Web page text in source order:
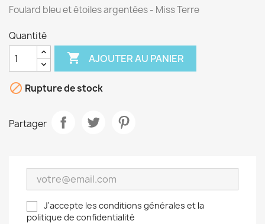
Foulard bleu et étoiles argentées - Miss Terre
Quantité
 AJOUTER AU PANIER
 Rupture de stock
Partager
J'accepte les conditions générales et la
politique de confidentialité